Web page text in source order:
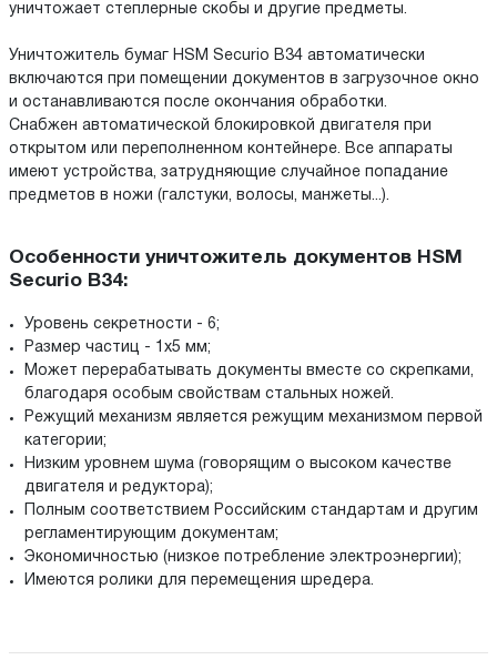
уничтожает степлерные скобы и другие предметы.
Уничтожитель бумаг HSM Securio B34 автоматически
включаются при помещении документов в загрузочное окно
и останавливаются после окончания обработки.
Снабжен автоматической блокировкой двигателя при
открытом или переполненном контейнере. Все аппараты
имеют устройства, затрудняющие случайное попадание
предметов в ножи (галстуки, волосы, манжеты...).
Особенности уничтожитель документов HSM
Securio B34:
Уровень секретности - 6;
Размер частиц - 1x5 мм;
Может перерабатывать документы вместе со скрепками,
благодаря особым свойствам стальных ножей.
Режущий механизм является режущим механизмом первой
категории;
Низким уровнем шума (говорящим о высоком качестве
двигателя и редуктора);
Полным соответствием Российским стандартам и другим
регламентирующим документам;
Экономичностью (низкое потребление электроэнергии);
Имеются ролики для перемещения шредера.